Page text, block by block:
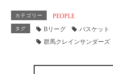
カテゴリー PEOPLE
タグ Bリーグ バスケット
群馬クレインサンダーズ